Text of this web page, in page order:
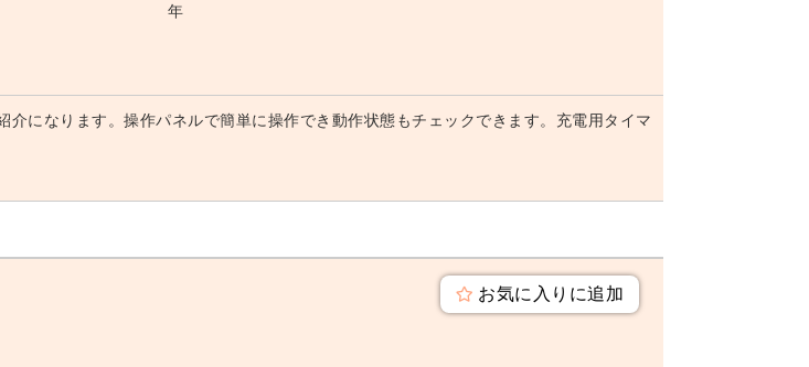
年
介になります。操作パネルで簡単に操作でき動作状態もチェックできます。充電用タイマ
お気に入りに追加